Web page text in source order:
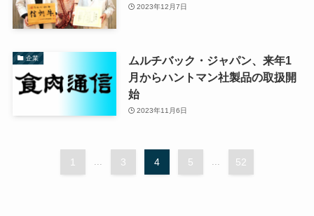
2023年12月7日
企業
ムルチバック・ジャパン、来年1
月からハントマン社製品の取扱開
始
2023年11月6日
1 ... 3 4 5 ... 52